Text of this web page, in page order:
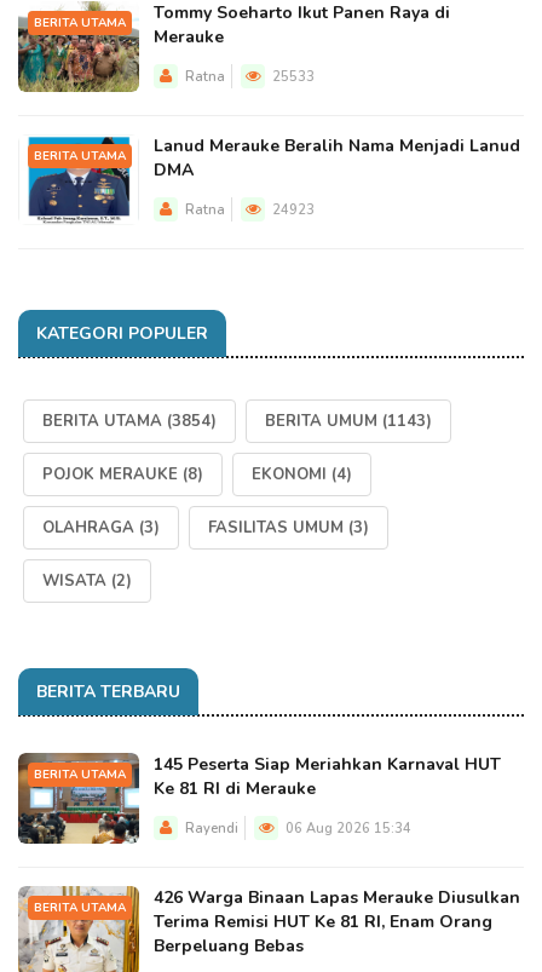
BERITA UTAMA
Tommy Soeharto Ikut Panen Raya di
Merauke
Ratna 25533
BERITA UTAMA
Lanud Merauke Beralih Nama Menjadi Lanud
DMA
Ratna 24923
KATEGORI POPULER
BERITA UTAMA (3854) BERITA UMUM (1143)
POJOK MERAUKE (8) EKONOMI (4)
OLAHRAGA (3) FASILITAS UMUM (3)
WISATA (2)
BERITA TERBARU
BERITA UTAMA
145 Peserta Siap Meriahkan Karnaval HUT
Ke 81 RI di Merauke
Rayendi 06 Aug 2026 15:34
BERITA UTAMA
426 Warga Binaan Lapas Merauke Diusulkan
Terima Remisi HUT Ke 81 RI, Enam Orang
Berpeluang Bebas